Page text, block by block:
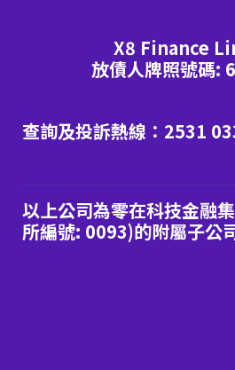
X8 Finance
放債人牌照號碼:
查詢及投訴熱線：2531
以上公司為零在科技金融
所編號: 0093)的附屬子公